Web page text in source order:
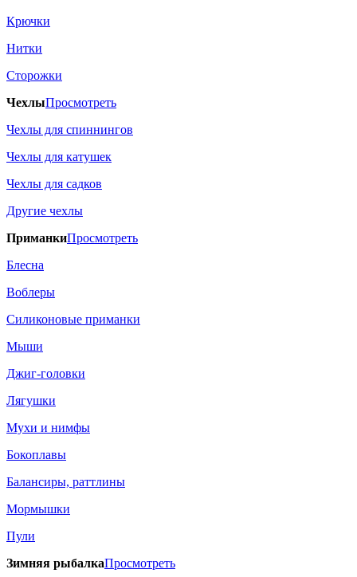
Крючки
Нитки
Сторожки
ЧехлыПросмотреть
Чехлы для спиннингов
Чехлы для катушек
Чехлы для садков
Другие чехлы
ПриманкиПросмотреть
Блесна
Воблеры
Силиконовые приманки
Мыши
Джиг-головки
Лягушки
Мухи и нимфы
Бокоплавы
Балансиры, раттлины
Мормышки
Пули
Зимняя рыбалкаПросмотреть